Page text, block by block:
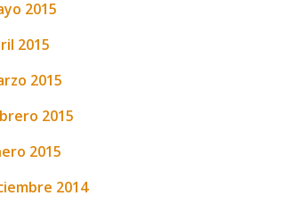
2015
2015
2015
2015
2015
2014